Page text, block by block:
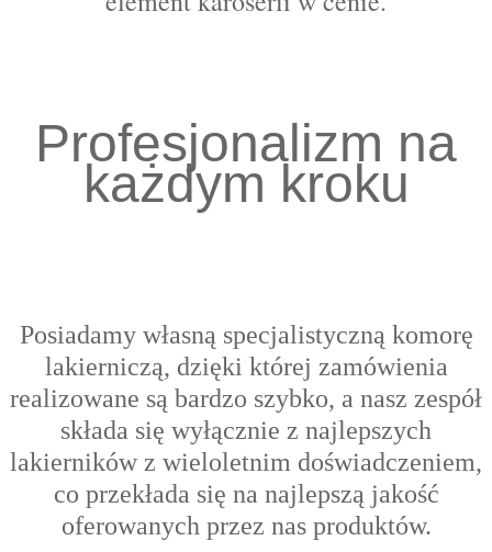
Profesjonalizm na
każdym kroku
Posiadamy własną specjalistyczną komorę
lakierniczą, dzięki której zamówienia
realizowane są bardzo szybko, a nasz zespół
składa się wyłącznie z najlepszych
lakierników z wieloletnim doświadczeniem,
co przekłada się na najlepszą jakość
oferowanych przez nas produktów.